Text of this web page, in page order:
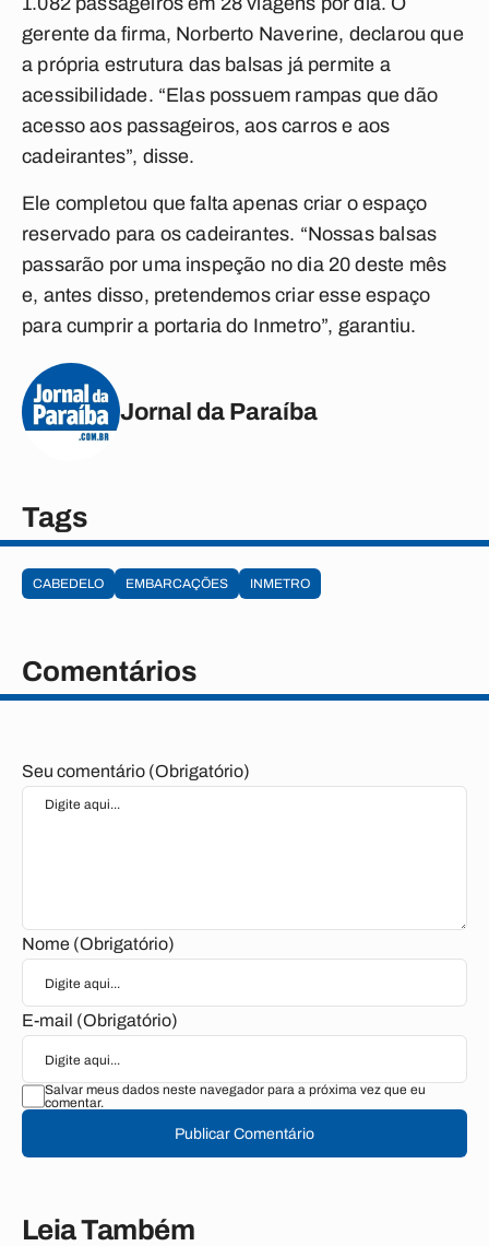
gerente da firma, Norberto Naverine, declarou que
a própria estrutura das balsas já permite a
acessibilidade. “Elas possuem rampas que dão
acesso aos passageiros, aos carros e aos
cadeirantes”, disse.
Ele completou que falta apenas criar o espaço
reservado para os cadeirantes. “Nossas balsas
passarão por uma inspeção no dia 20 deste mês
e, antes disso, pretendemos criar esse espaço
para cumprir a portaria do Inmetro”, garantiu.
Jornal da Paraíba
Tags
CABEDELO EMBARCAÇÕES INMETRO
Comentários
Seu comentário (Obrigatório)
Nome (Obrigatório)
E-mail (Obrigatório)
Salvar meus dados neste navegador para a próxima vez que eu
comentar.
Publicar Comentário
Leia Também